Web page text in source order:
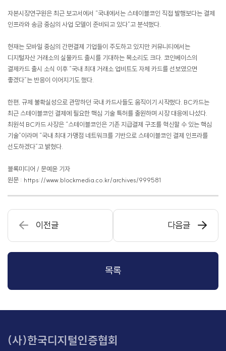
자본시장연구원은 최근 보고서에서 “국내에서는 스테이블코인 직접 발행보다는 결제
인프라와 송금 중심의 사업 모델이 준비되고 있다”고 분석했다.
현재는 모바일 중심의 간편결제 기업들이 주도하고 있지만 커뮤니티에서는
디지털자산 거래소의 실물카드 출시를 기대하는 목소리도 크다. 코인베이스의
결제카드 출시 소식 이후 “국내 최대 거래소 업비트도 자체 카드를 선보였으면
좋겠다”는 반응이 이어지기도 했다.
한편, 규제 불확실성으로 관망하던 국내 카드사들도 움직이기 시작했다. BC카드는
최근 스테이블코인 결제에 필요한 핵심 기술 특허를 출원하며 시장 대응에 나섰다.
최원석 BC카드 사장은 “스테이블코인은 기존 지급결제 구조를 혁신할 수 있는 핵심
기술”이라며 “국내 최대 가맹점 네트워크를 기반으로 스테이블코인 결제 인프라를
선도하겠다”고 밝혔다.
블록미디어 / 문예윤 기자
원문 : https://www.blockmedia.co.kr/archives/999581
이전글 다음글
목록
(사)한국디지털인증협회